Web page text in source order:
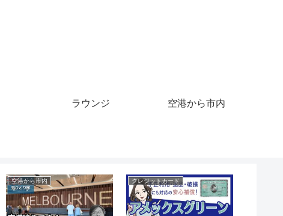
ラウンジ 空港から市内
クレジットカード クルーズ